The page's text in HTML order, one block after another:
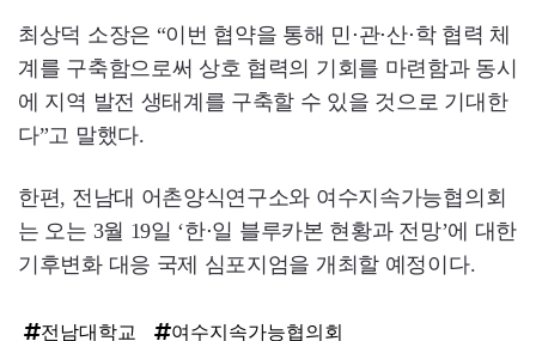
최상덕 소장은 “이번 협약을 통해 민⋅관⋅산⋅학 협력 체
계를 구축함으로써 상호 협력의 기회를 마련함과 동시
에 지역 발전 생태계를 구축할 수 있을 것으로 기대한
다”고 말했다.
한편, 전남대 어촌양식연구소와 여수지속가능협의회
는 오는 3월 19일 ‘한⋅일 블루카본 현황과 전망’에 대한
기후변화 대응 국제 심포지엄을 개최할 예정이다.
전남대학교
여수지속가능협의회